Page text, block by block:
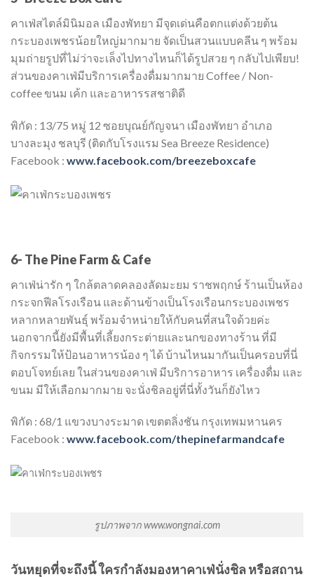
คาเฟ่สไตล์มินิมอล เมืองพัทยา มีจุดเด่นคือตกแต่งด้วยต้น
กระบองเพชรน้อยใหญ่มากมาย จัดเป็นสวนแบบคลีน ๆ พร้อม
มุมถ่ายรูปที่ไม่ว่าจะเล็งไปทางไหนก็ได้รูปสวย ๆ กลับไปเพียบ!
ส่วนของคาเฟ่มีบริการเครื่องดื่มมากมาย Coffee / Non-
coffee ขนม เค้ก และอาหารรสชาติดี
พิกัด : 13/75 หมู่ 12 ซอยบุณย์กัญจนา เมืองพัทยา อำเภอ
บางละมุง ชลบุรี (ติดกับโรงแรม Sea Breeze Residence)
Facebook : www.facebook.com/breezeboxcafe
6- The Pine Farm & Cafe
คาเฟ่น่ารัก ๆ ใกล้ตลาดคลองลัดมะยม ราชพฤกษ์ ร้านเป็นห้อง
กระจกฟีลโรงเรือน และด้านข้างเป็นโรงเรือนกระบองเพชร
หลากหลายพันธุ์ พร้อมจำหน่ายให้กับคนที่สนใจด้วยค่ะ
นอกจากนี้ยังมีพื้นที่เลี้ยงกระต่ายและนกของทางร้าน ที่มี
กิจกรรมให้ป้อนอาหารน้อง ๆ ได้ บ้านไหนมากันเป็นครอบที่นี่
ตอบโจทย์เลย ในส่วนของคาเฟ่ มีบริการอาหาร เครื่องดื่ม และ
ขนม มีให้เลือกมากมาย จะนั่งชิลอยู่ที่นี่ทั้งวันก็ยังไหว
พิกัด : 68/1 แขวงบางระมาด เขตตลิ่งชัน กรุงเทพมหานคร
Facebook : www.facebook.com/thepinefarmandcafe
รูปภาพจาก www.wongnai.com
วันหยุดที่จะถึงนี้ ใครกำลังมองหาคาเฟ่นั่งชิล หรือสถาน